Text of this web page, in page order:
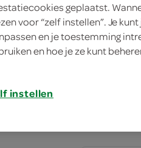
Skyr naturel
geplaatst.
voor “zelf instellen”. Je
en je toestemming
en hoe je ze kunt
instellen